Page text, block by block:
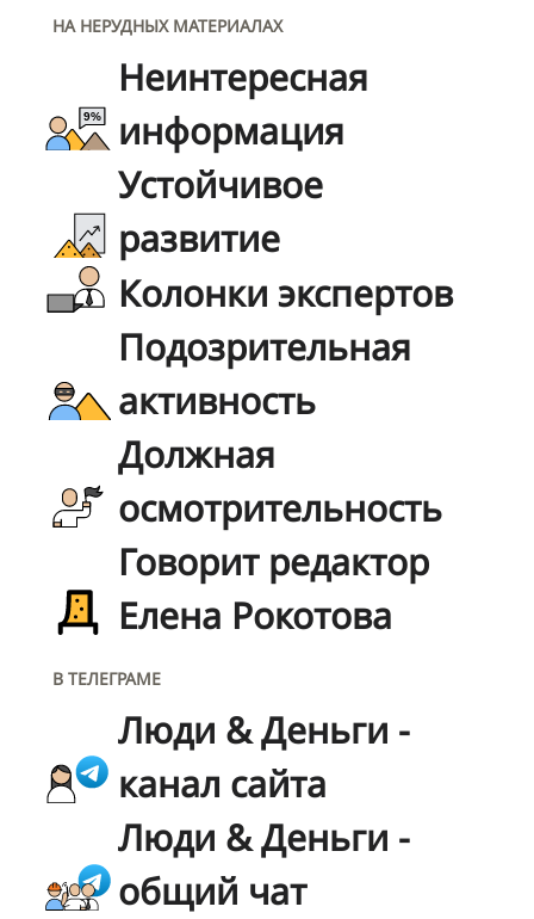
НА НЕРУДНЫХ МАТЕРИАЛАХ
Неинтересная
информация
Устойчивое
развитие
Колонки экспертов
Подозрительная
активность
Должная
осмотрительность
Говорит редактор
Елена Рокотова
В ТЕЛЕГРАМЕ
Люди & Деньги -
канал сайта
Люди & Деньги -
общий чат